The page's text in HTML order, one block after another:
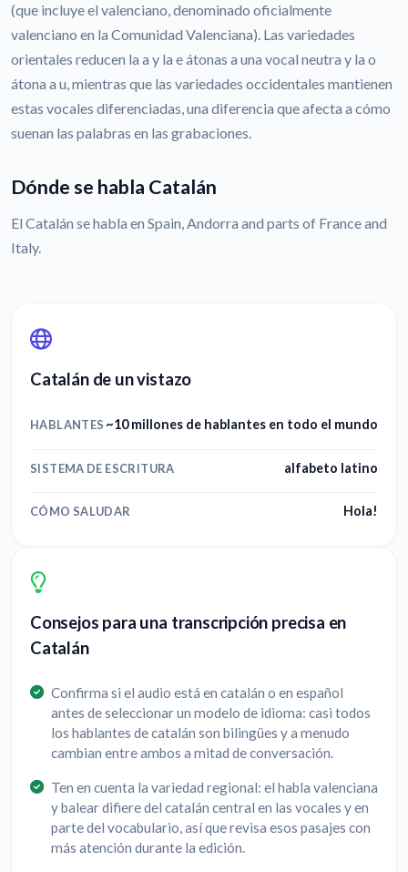
(que incluye el valenciano, denominado oficialmente
valenciano en la Comunidad Valenciana). Las variedades
orientales reducen la a y la e átonas a una vocal neutra y la o
átona a u, mientras que las variedades occidentales mantienen
estas vocales diferenciadas, una diferencia que afecta a cómo
suenan las palabras en las grabaciones.
Dónde se habla Catalán
El Catalán se habla en Spain, Andorra and parts of France and
Italy.
Catalán de un vistazo
HABLANTES ~10 millones de hablantes en todo el mundo
SISTEMA DE ESCRITURA alfabeto latino
CÓMO SALUDAR Hola!
Consejos para una transcripción precisa en
Catalán
Confirma si el audio está en catalán o en español
antes de seleccionar un modelo de idioma: casi todos
los hablantes de catalán son bilingües y a menudo
cambian entre ambos a mitad de conversación.
Ten en cuenta la variedad regional: el habla valenciana
y balear difiere del catalán central en las vocales y en
parte del vocabulario, así que revisa esos pasajes con
más atención durante la edición.